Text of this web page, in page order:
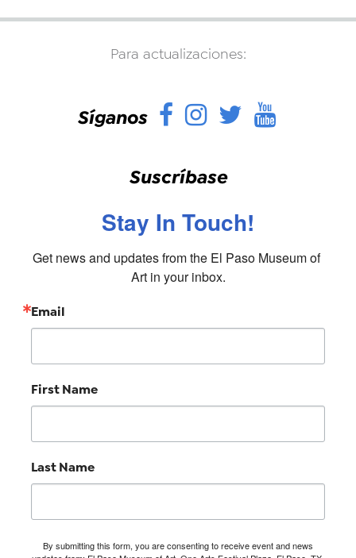
Para actualizaciones:
Síganos Facebook
Instagram
Twitter
Suscríbase
Stay In Touch!
Get news and updates from the El Paso Museum of
Art in your inbox.
Email
First Name
Last Name
By submitting this form, you are consenting to receive event and news